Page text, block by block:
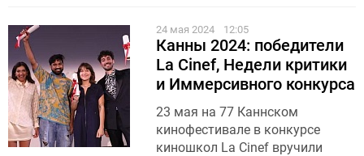
24 мая 2024 12:05
Канны 2024: победители
La Cinef, Недели критики
и Иммерсивного конкурса
23 мая на 77 Каннском
кинофестивале в конкурсе
киношкол La Cinef вручили